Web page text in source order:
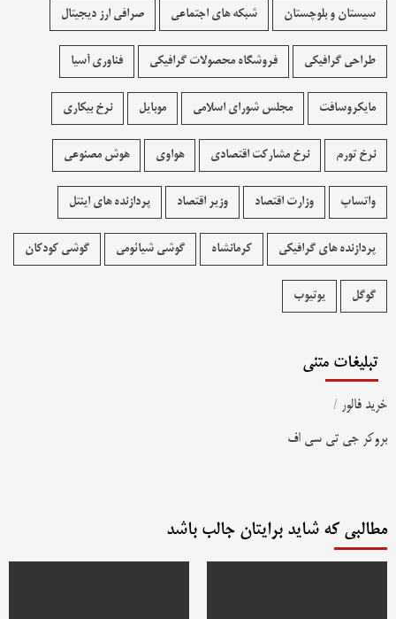
سیستان و بلوچستان شبکه های اجتماعی صرافی ارز دیجیتال
طراحی گرافیکی فروشگاه محصولات گرافيکی فناوری آسیا
مایکروسافت مجلس شورای اسلامی موبایل نرخ بیکاری
نرخ تورم نرخ مشارکت اقتصادی هواوی هوش مصنوعی
واتساپ وزارت اقتصاد وزیر اقتصاد پردازنده های اینتل
پردازنده های گرافیکی کرمانشاه گوشی شیائومی گوشی کودکان
گوگل یوتیوب
تبلیغات متنی
خرید فالور /
بروکر جی تی سی اف
مطالبی که شاید برایتان جالب باشد